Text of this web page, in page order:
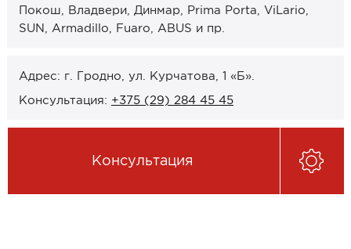
Кредиты 4% от Беларусбанка
Карты рассрочек
О компании
Контакты и график работы
Сотрудничество
Покош, Владвери, Динмар, Prima Porta, ViLario,
SUN, Armadillo, Fuaro, ABUS и пр.
Адрес: г. Гродно, ул. Курчатова, 1 «Б».
Консультация: +375 (29) 284 45 45
Консультация